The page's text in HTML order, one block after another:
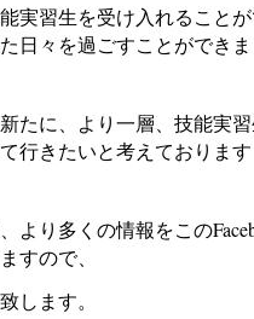
実習生を受け入れること
日々を過ごすことができま
たに、より一層、技能実
行きたいと考えております
より多くの情報をこの
すので、
します。